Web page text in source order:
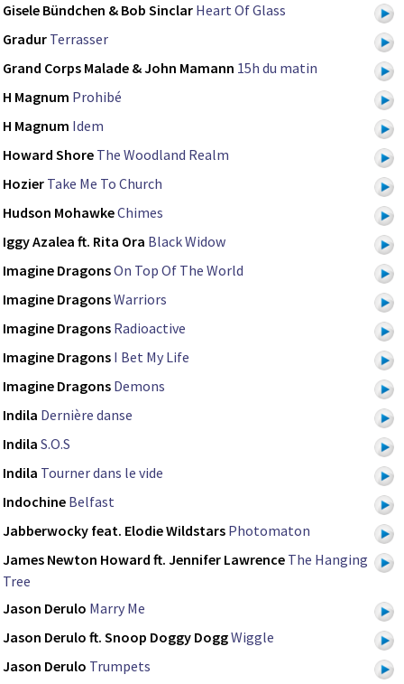
Gisele Bündchen & Bob Sinclar Heart Of Glass
Gradur Terrasser
Grand Corps Malade & John Mamann 15h du matin
H Magnum Prohibé
H Magnum Idem
Howard Shore The Woodland Realm
Hozier Take Me To Church
Hudson MohawkeChimes
Iggy Azalea ft. Rita Ora Black Widow
Imagine DragonsOn Top Of The World
Imagine DragonsWarriors
Imagine Dragons Radioactive
Imagine Dragons I Bet My Life
Imagine Dragons Demons
Indila Dernière danse
Indila S.O.S
Indila Tourner dans le vide
Indochine Belfast
Jabberwocky feat. Elodie Wildstars Photomaton
James Newton Howard ft. Jennifer Lawrence The Hanging
Tree
Jason Derulo Marry Me
Jason Derulo ft. Snoop Doggy DoggWiggle
Jason Derulo Trumpets